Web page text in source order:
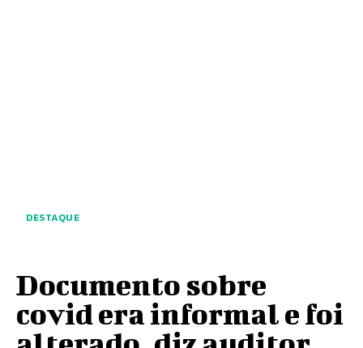
DESTAQUE
Documento sobre
covid era informal e foi